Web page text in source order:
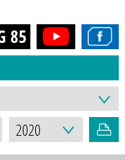
85 MITGLIEDER